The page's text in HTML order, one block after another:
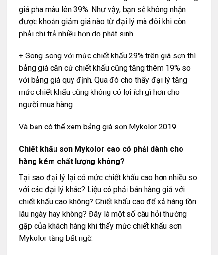
giá pha màu lên 39%. Như vậy, bạn sẽ không nhận
được khoản giảm giá nào từ đại lý mà đôi khi còn
phải chi trả nhiều hơn do phát sinh.
+ Song song với mức chiết khấu 29% trên giá sơn thì
bảng giá căn cứ chiết khấu cũng tăng thêm 19% so
với bảng giá quy định. Qua đó cho thấy đại lý tăng
mức chiết khấu cũng không có lợi ích gì hơn cho
người mua hàng.
Và bạn có thể xem bảng giá sơn Mykolor 2019
Chiết khấu sơn Mykolor cao có phải dành cho
hàng kém chất lượng không?
Tại sao đại lý lại có mức chiết khấu cao hơn nhiều so
với các đại lý khác? Liệu có phải bán hàng giả với
chiết khấu cao không? Chiết khấu cao để xả hàng tồn
lâu ngày hay không? Đây là một số câu hỏi thường
gặp của khách hàng khi thấy mức chiết khấu sơn
Mykolor tăng bất ngờ.